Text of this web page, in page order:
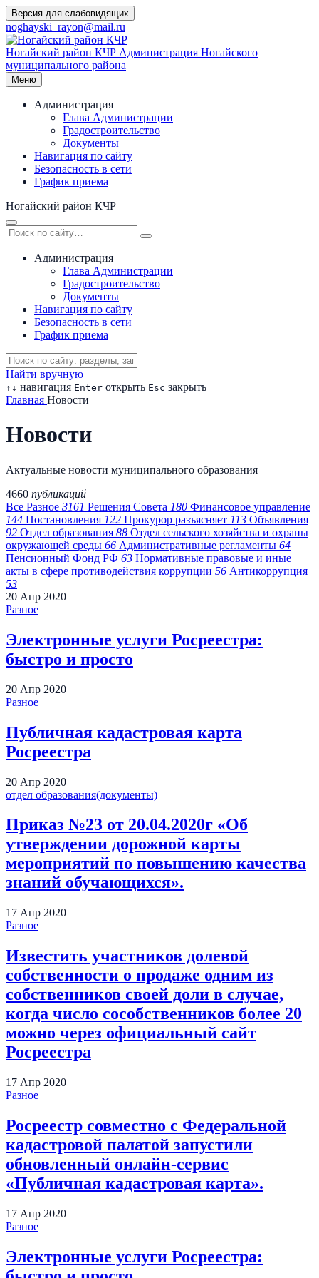
Перейти
к
содержимому
Версия для слабовидящих
noghayski_rayon@mail.ru
Ногайский район КЧР Администрация Ногайского
муниципального района
Меню
Администрация
Глава Администрации
Градостроительство
Документы
Навигация по сайту
Безопасность в сети
График приема
Ногайский район КЧР
Администрация
Глава Администрации
Градостроительство
Документы
Навигация по сайту
Безопасность в сети
График приема
Найти вручную
↑ ↓ навигация Enter открыть Esc закрыть
Главная Новости
Новости
Актуальные новости муниципального образования
4660 публикаций
Все Разное 3161 Решения Совета 180 Финансовое управление
144 Постановления 122 Прокурор разъясняет 113 Объявления
92 Отдел образования 88 Отдел сельского хозяйства и охраны
окружающей среды 66 Административные регламенты 64
Пенсионный Фонд РФ 63 Нормативные правовые и иные
акты в сфере противодействия коррупции 56 Антикоррупция
53
20 Апр 2020
Разное
Электронные услуги Росреестра:
быстро и просто
20 Апр 2020
Разное
Публичная кадастровая карта
Росреестра
20 Апр 2020
отдел образования(документы)
Приказ №23 от 20.04.2020г «Об
утверждении дорожной карты
мероприятий по повышению качества
знаний обучающихся».
17 Апр 2020
Разное
Известить участников долевой
собственности о продаже одним из
собственников своей доли в случае,
когда число сособственников более 20
можно через официальный сайт
Росреестра
17 Апр 2020
Разное
Росреестр совместно с Федеральной
кадастровой палатой запустили
обновленный онлайн-сервис
«Публичная кадастровая карта».
17 Апр 2020
Разное
Электронные услуги Росреестра: